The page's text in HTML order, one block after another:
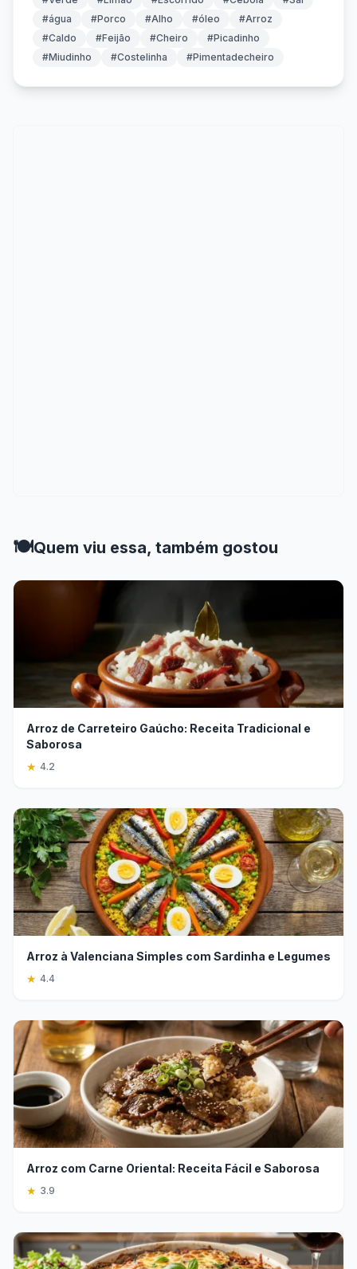
#água
#Porco #Alho #óleo
#Arroz
#Caldo
#Feijão #Cheiro
#Picadinho
#Miudinho
#Costelinha #Pimentadecheiro
🍽️Quem viu essa, também gostou
Arroz de Carreteiro Gaúcho: Receita Tradicional e
Saborosa
★ 4.2
Arroz à Valenciana Simples com Sardinha e Legumes
★ 4.4
Arroz com Carne Oriental: Receita Fácil e Saborosa
★ 3.9